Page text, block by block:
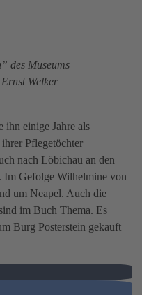
des Museums
Welker
ihn einige Jahre als
Pflegetöchter
nach Löbichau an den
Im Gefolge Wilhelmine von
um Neapel. Auch die
im Buch Thema. Es
Burg Posterstein gekauft